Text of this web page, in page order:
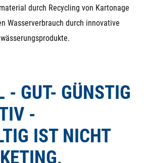
durch Recycling von Kartonage
Wasserverbrauch durch innovative
- GUT- GÜNSTIG
-
IST NICHT